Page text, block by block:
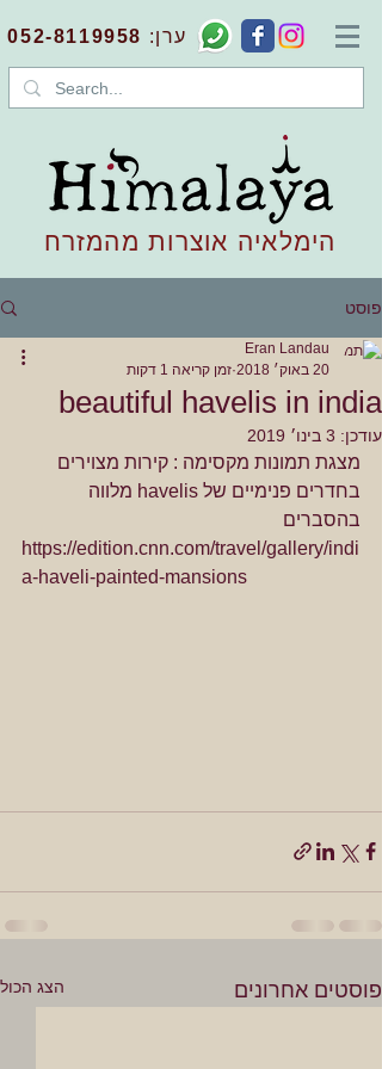
052-8119958 :ערן
הימלאיה אוצרות מהמזרח
פוסט
beautiful havelis in india
Eran Landau
20 באוק׳ 2018
זמן קריאה 1 דקות
עודכן: 3 בינו׳ 2019
מצגת תמונות מקסימה : קירות מצוירים
בחדרים פנימיים של havelis מלווה
בהסברים
https://edition.cnn.com/travel/gallery/indi
a-haveli-painted-mansions
פוסטים אחרונים הצג הכול